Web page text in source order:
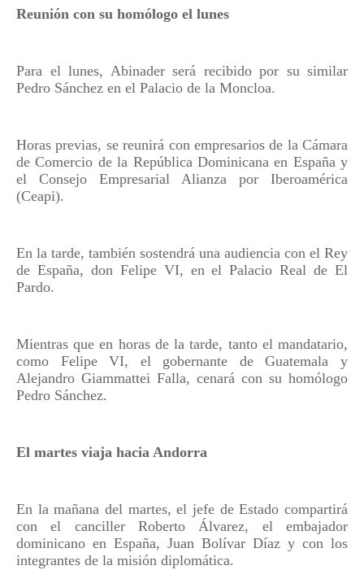
Reunión con su homólogo el lunes
Para el lunes, Abinader será recibido por su similar
Pedro Sánchez en el Palacio de la Moncloa.
Horas previas, se reunirá con empresarios de la Cámara
de Comercio de la República Dominicana en España y
el Consejo Empresarial Alianza por Iberoamérica
(Ceapi).
En la tarde, también sostendrá una audiencia con el Rey
de España, don Felipe VI, en el Palacio Real de El
Pardo.
Mientras que en horas de la tarde, tanto el mandatario,
como Felipe VI, el gobernante de Guatemala y
Alejandro Giammattei Falla, cenará con su homólogo
Pedro Sánchez.
El martes viaja hacia Andorra
En la mañana del martes, el jefe de Estado compartirá
con el canciller Roberto Álvarez, el embajador
dominicano en España, Juan Bolívar Díaz y con los
integrantes de la misión diplomática.